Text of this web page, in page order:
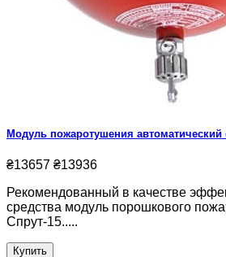
Модуль пожаротушения
₴13657 ₴13936
Рекомендованный в качестве
средства модуль порошкового
Спрут-15.....
Купить